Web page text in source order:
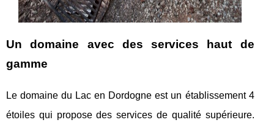
Un domaine avec des services haut de
gamme
Le domaine du Lac en Dordogne est un établissement 4
étoiles qui propose des services de qualité supérieure.